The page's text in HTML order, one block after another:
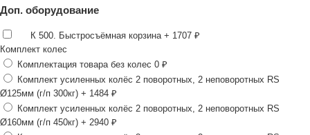
Доп. оборудование
К 500. Быстросъёмная корзина + 1707 ₽
Комплект колес
Комплектация товара без колес 0 ₽
Комплект усиленных колёс 2 поворотных, 2 неповоротных RS
Ø125мм (г/п 300кг) + 1484 ₽
Комплект усиленных колёс 2 поворотных, 2 неповоротных RS
Ø160мм (г/п 450кг) + 2940 ₽